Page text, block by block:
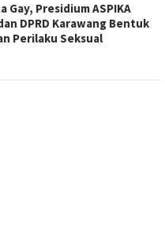
Gay, Presidium ASPIKA
DPRD Karawang Bentuk
Perilaku Seksual